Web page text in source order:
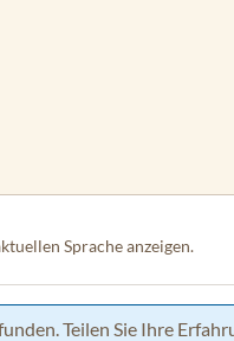
Sprache anzeigen.
Teilen Sie Ihre